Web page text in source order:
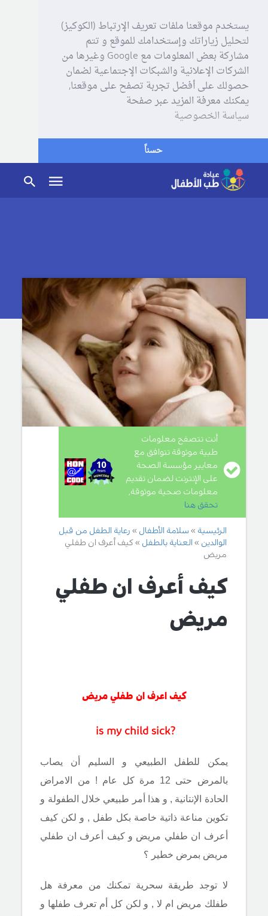
يستخدم موقعنا ملفات تعريف الإرتباط (الكوكيز)
لتحليل زياراتك وإستخدامك للموقع و تتم
مشاركة بعض المعلومات مع Google وغيرها من
الشركات الإعلانية والشبكات الإجتماعية لضمان
حصولك على أفضل تجربة تصفح على موقعنا,
يمكنك معرفة المزيد عبر صفحة
سياسة الخصوصية
حسناً
أنت تتصفح معلومات
طبية موثوقة تتوافق مع
معايير مؤسسة الصحة
على الإنترنت لضمان تقديم
معلومات صحية موثوقة,
تحقق هنا
الرئيسية سلامة الأطفال
رعاية الطفل من قبل
الوالدين
العناية بالطفل
كيف أعرف ان طفلي
مريض
كيف أعرف ان طفلي
مريض
كيف اعرف ان طفلي مريض
?is my child sick
يمكن للطفل الطبيعي و السليم أن يصاب
بالمرض حتى 12 مرة كل عام ! من الامراض
الحادة الإنتانية , و هذا أمر طبيعي خلال الطفولة و
تكوين مناعة ذاتية خاصة بكل طفل , و لكن كيف
أعرف ان طفلي مريض و كيف أعرف ان طفلي
مريض بمرض خطير ؟
لا توجد طريقة سحرية تمكنك من معرفة هل
طفلك مريض ام لا , و لكن كل أم تعرف طفلها و